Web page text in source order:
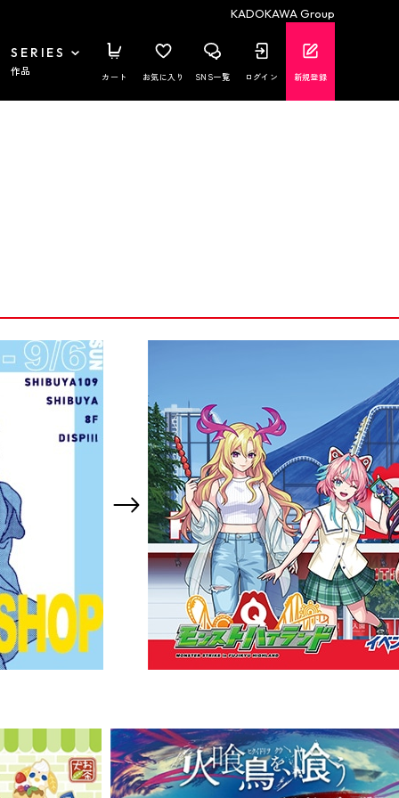
KADOKAWA Group
SERIES
作品 カート お気に入り SNS一覧 ログイン 新規登録